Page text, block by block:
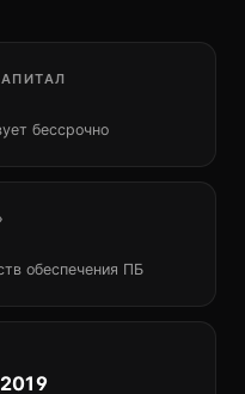
бессрочно
обеспечения ПБ